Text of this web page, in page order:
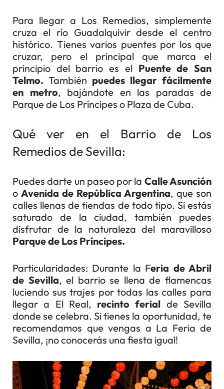
Para llegar a Los Remedios, simplemente
cruza el río Guadalquivir desde el centro
histórico. Tienes varios puentes por los que
cruzar, pero el principal que marca el
principio del barrio es el Puente de San
Telmo. También puedes llegar fácilmente
en metro, bajándote en las paradas de
Parque de Los Príncipes o Plaza de Cuba.
Qué ver en el Barrio de Los
Remedios de Sevilla:
Puedes darte un paseo por la Calle Asunción
o Avenida de República Argentina, que son
calles llenas de tiendas de todo tipo. Si estás
saturado de la ciudad, también puedes
disfrutar de la naturaleza del maravilloso
Parque de Los Príncipes.
Particularidades: Durante la Feria de Abril
de Sevilla, el barrio se llena de flamencas
luciendo sus trajes por todas las calles para
llegar a El Real, recinto ferial de Sevilla
donde se celebra. Si tienes la oportunidad, te
recomendamos que vengas a La Feria de
Sevilla, ¡no conocerás una fiesta igual!